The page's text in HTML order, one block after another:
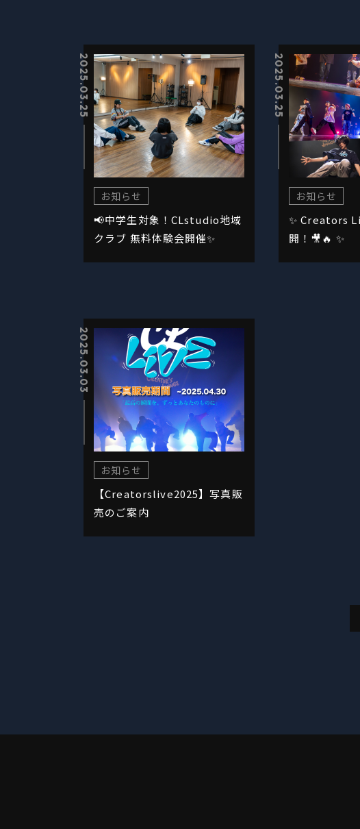
2025.03.25
お知らせ
📢中学生対象！CLstudio地域
クラブ 無料体験会開催✨
2025.03.25
お知らせ
✨ Creators
開！🎥🔥 ✨
2025.03.03
お知らせ
【Creatorslive2025】写真販
売のご案内